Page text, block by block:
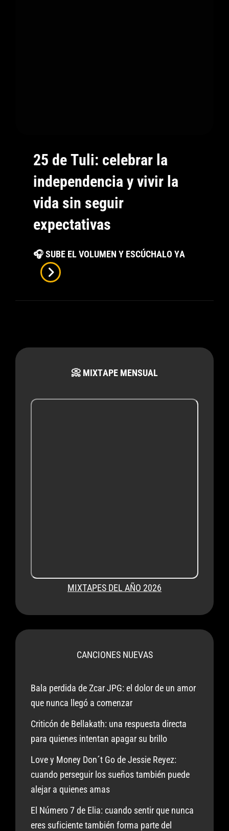
25 de Tuli: celebrar la
independencia y vivir la
vida sin seguir
expectativas
🎧 SUBE EL VOLUMEN Y ESCÚCHALO YA
Celebrar
Y
Sin
de
📀 MIXTAPE MENSUAL
MIXTAPES DEL AÑO 2026
CANCIONES NUEVAS
Bala perdida de Zcar JPG: el dolor de un amor
que nunca llegó a comenzar
Criticón de Bellakath: una respuesta directa
para quienes intentan apagar su brillo
Love y Money Don´t Go de Jessie Reyez:
cuando perseguir los sueños también puede
alejar a quienes amas
El Número 7 de Elia: cuando sentir que nunca
eres suficiente también forma parte del